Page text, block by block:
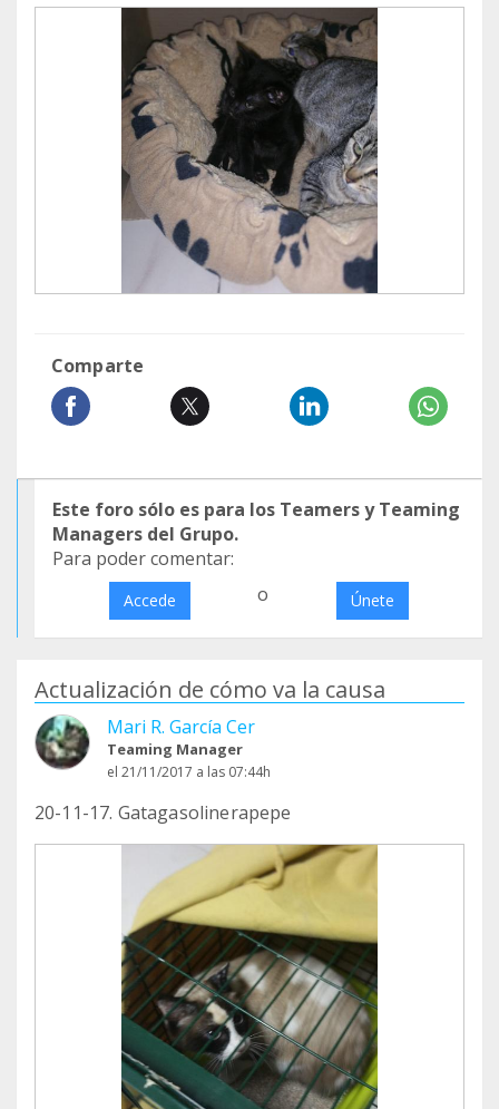
Comparte
Este foro sólo es para los Teamers y Teaming
Managers del Grupo.
Para poder comentar:
Accede o Únete
Actualización de cómo va la causa
Mari R. García Cer
Teaming Manager
el 21/11/2017 a las 07:44h
20-11-17. Gatagasolinerapepe